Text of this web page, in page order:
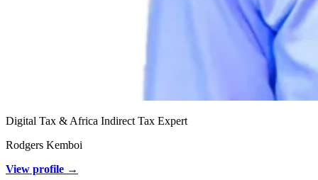
Digital Tax & Africa Indirect Tax Expert
Rodgers Kemboi
View profile →